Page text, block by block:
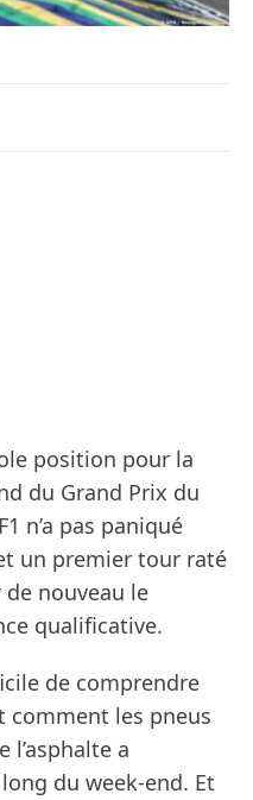
position pour la
du Grand Prix du
n’a pas paniqué
un premier tour raté
nouveau le
qualificative.
de comprendre
comment les pneus
l’asphalte a
du week-end. Et